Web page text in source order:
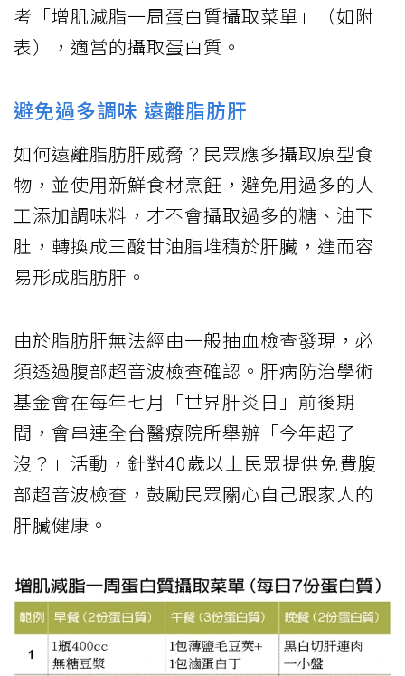
考「增肌減脂一周蛋白質攝取菜單」（如附
表），適當的攝取蛋白質。
避免過多調味 遠離脂肪肝
如何遠離脂肪肝威脅？民眾應多攝取原型食
物，並使用新鮮食材烹飪，避免用過多的人
工添加調味料，才不會攝取過多的糖、油下
肚，轉換成三酸甘油脂堆積於肝臟，進而容
易形成脂肪肝。
由於脂肪肝無法經由一般抽血檢查發現，必
須透過腹部超音波檢查確認。肝病防治學術
基金會在每年七月「世界肝炎日」前後期
間，會串連全台醫療院所舉辦「今年超了
沒？」活動，針對40歲以上民眾提供免費腹
部超音波檢查，鼓勵民眾關心自己跟家人的
肝臟健康。